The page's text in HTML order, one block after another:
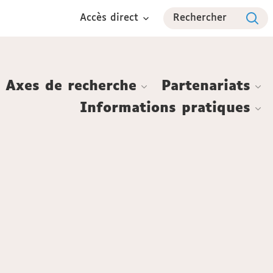
Accès direct Rechercher
Axes de recherche
Partenariats
Informations pratiques